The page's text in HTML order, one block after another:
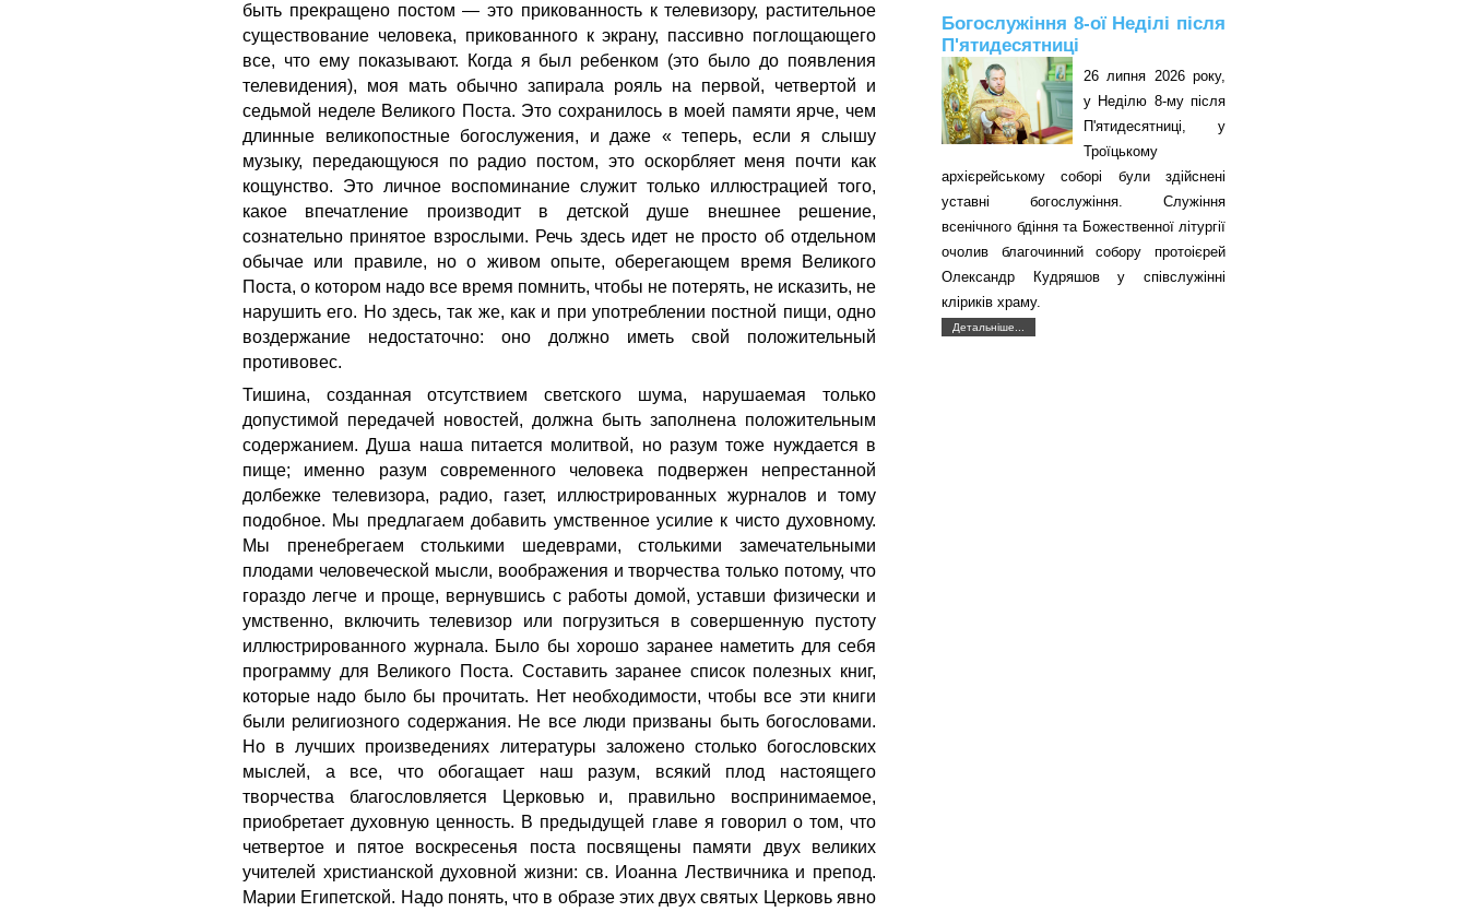
быть прекращено постом — это прикованность к телевизору, растительное
существование человека, прикованного к экрану, пассивно поглощающего
все, что ему показывают. Когда я был ребенком (это было до появления
телевидения), моя мать обычно запирала рояль на первой, четвертой и
седьмой неделе Великого Поста. Это сохранилось в моей памяти ярче, чем
длинные великопостные богослужения, и даже « теперь, если я слышу
музыку, передающуюся по радио постом, это оскорбляет меня почти как
кощунство. Это личное воспоминание служит только иллюстрацией того,
какое впечатление производит в детской душе внешнее решение,
сознательно принятое взрослыми. Речь здесь идет не просто об отдельном
обычае или правиле, но о живом опыте, оберегающем время Великого
Поста, о котором надо все время помнить, чтобы не потерять, не исказить, не
нарушить его. Но здесь, так же, как и при употреблении постной пищи, одно
воздержание недостаточно: оно должно иметь свой положительный
противовес.
Тишина, созданная отсутствием светского шума, нарушаемая только
допустимой передачей новостей, должна быть заполнена положительным
содержанием. Душа наша питается молитвой, но разум тоже нуждается в
пище; именно разум современного человека подвержен непрестанной
долбежке телевизора, радио, газет, иллюстрированных журналов и тому
подобное. Мы предлагаем добавить умственное усилие к чисто духовному.
Мы пренебрегаем столькими шедеврами, столькими замечательными
плодами человеческой мысли, воображения и творчества только потому, что
гораздо легче и проще, вернувшись с работы домой, уставши физически и
умственно, включить телевизор или погрузиться в совершенную пустоту
иллюстрированного журнала. Было бы хорошо заранее наметить для себя
программу для Великого Поста. Составить заранее список полезных книг,
которые надо было бы прочитать. Нет необходимости, чтобы все эти книги
были религиозного содержания. Не все люди призваны быть богословами.
Но в лучших произведениях литературы заложено столько богословских
мыслей, а все, что обогащает наш разум, всякий плод настоящего
творчества благословляется Церковью и, правильно воспринимаемое,
приобретает духовную ценность. В предыдущей главе я говорил о том, что
четвертое и пятое воскресенья поста посвящены памяти двух великих
учителей христианской духовной жизни: св. Иоанна Лествичника и препод.
Марии Египетской. Надо понять, что в образе этих двух святых Церковь явно
Богослужіння 8-ої Неділі після
П'ятидесятниці
26 липня 2026 року,
у Неділю 8-му після
П'ятидесятниці, у
Троїцькому
архієрейському соборі були здійснені
уставні богослужіння. Служіння
всенічного бдіння та Божественної літургії
очолив благочинний собору протоієрей
Олександр Кудряшов у співслужінні
кліриків храму.
Детальніше...